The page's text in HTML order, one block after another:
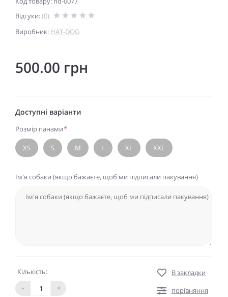
Відгуки:(0)
Виробник: HAT-DOG
500.00 грн
Доступні варіанти
Розмір панами*
XS S M L XL XXL
Ім'я собаки (якщо бажаєте, щоб ми підписали пакування)
Кількість:
-
+
В закладки
порівняння